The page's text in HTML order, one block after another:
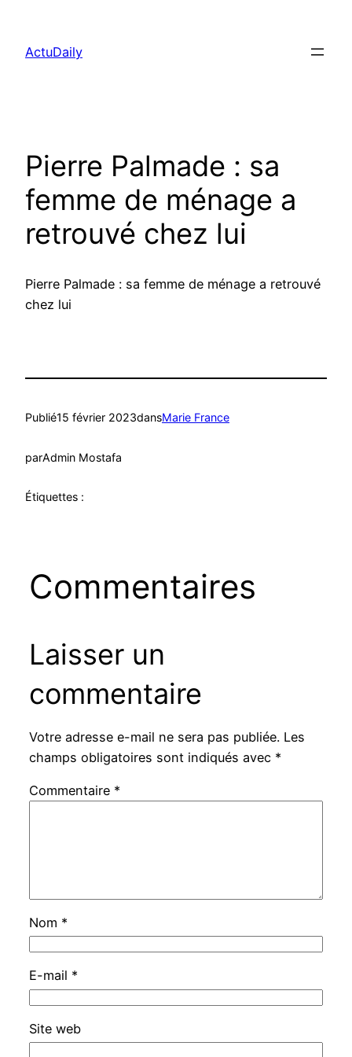
contenu
ActuDaily
Pierre Palmade : sa
femme de ménage a
retrouvé chez lui
Pierre Palmade : sa femme de ménage a retrouvé
chez lui
Publié15 février 2023dansMarie France
parAdmin Mostafa
Étiquettes :
Commentaires
Laisser un
commentaire
Votre adresse e-mail ne sera pas publiée. Les
champs obligatoires sont indiqués avec *
Commentaire *
Nom *
E-mail *
Site web